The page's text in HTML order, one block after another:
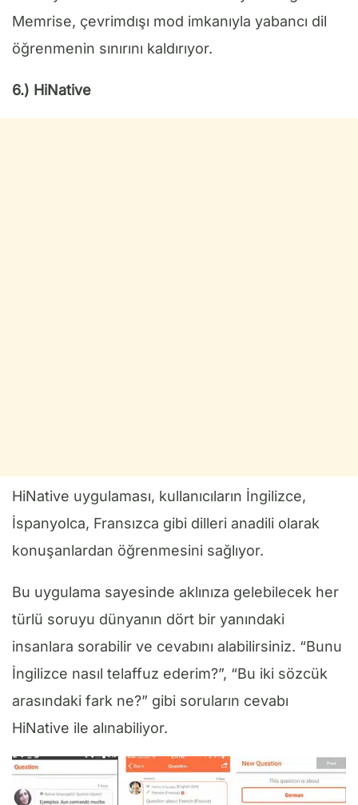
Memrise, çevrimdışı mod imkanıyla yabancı dil
öğrenmenin sınırını kaldırıyor.
6.) HiNative
HiNative uygulaması, kullanıcıların İngilizce,
İspanyolca, Fransızca gibi dilleri anadili olarak
konuşanlardan öğrenmesini sağlıyor.
Bu uygulama sayesinde aklınıza gelebilecek her
türlü soruyu dünyanın dört bir yanındaki
insanlara sorabilir ve cevabını alabilirsiniz. “Bunu
İngilizce nasıl telaffuz ederim?”, “Bu iki sözcük
arasındaki fark ne?” gibi soruların cevabı
HiNative ile alınabiliyor.